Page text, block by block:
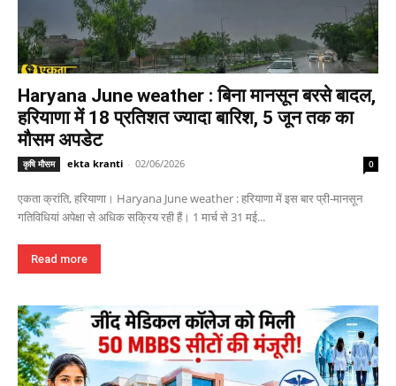
Haryana June weather : बिना मानसून बरसे बादल,
हरियाणा में 18 प्रतिशत ज्यादा बारिश, 5 जून तक का
मौसम अपडेट
कृषि मौसम ekta kranti - 02/06/2026 0
एकता क्रांति, हरियाणा। Haryana June weather : हरियाणा में इस बार प्री-मानसून
गतिविधियां अपेक्षा से अधिक सक्रिय रही हैं। 1 मार्च से 31 मई...
Read more